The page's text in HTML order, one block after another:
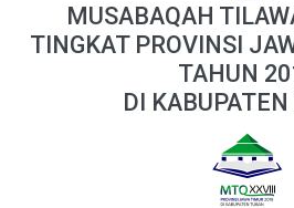
MUSABAQAH
TINGKAT PROVINSI
TAHUN
DI